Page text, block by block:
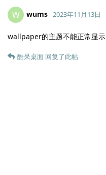
W wums 2023年11月13日
wallpaper的主题不能正常显示
酷呆桌面 回复了此帖